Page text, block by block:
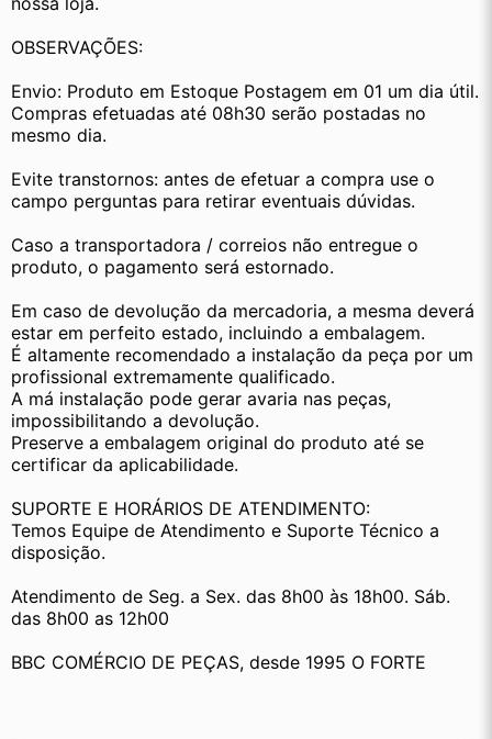
OBSERVAÇÕES:
Envio: Produto em Estoque Postagem em 01 um dia útil.
Compras efetuadas até 08h30 serão postadas no
mesmo dia.
Evite transtornos: antes de efetuar a compra use o
campo perguntas para retirar eventuais dúvidas.
Caso a transportadora / correios não entregue o
produto, o pagamento será estornado.
Em caso de devolução da mercadoria, a mesma deverá
estar em perfeito estado, incluindo a embalagem.
É altamente recomendado a instalação da peça por um
profissional extremamente qualificado.
A má instalação pode gerar avaria nas peças,
impossibilitando a devolução.
Preserve a embalagem original do produto até se
certificar da aplicabilidade.
SUPORTE E HORÁRIOS DE ATENDIMENTO:
Temos Equipe de Atendimento e Suporte Técnico a
disposição.
Atendimento de Seg. a Sex. das 8h00 às 18h00. Sáb.
das 8h00 as 12h00
BBC COMÉRCIO DE PEÇAS, desde 1995 O FORTE